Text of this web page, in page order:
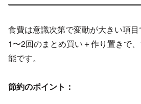
食費は意識次第で変動が大きい項
1〜2回のまとめ買い＋作り置きで
能です。
節約のポイント：